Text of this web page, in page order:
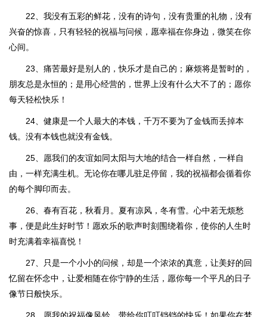
22、我没有五彩的鲜花，没有的诗句，没有贵重的礼物，没有
兴奋的惊喜，只有轻轻的祝福与问候，愿幸福在你身边，微笑在你
心间。
23、痛苦最好是别人的，快乐才是自己的；麻烦将是暂时的，
朋友总是永恒的；是用心经营的，世界上没有什么大不了的；愿你
每天轻松快乐！
24、健康是一个人最大的本钱，千万不要为了金钱而丢掉本
钱。没有本钱也就没有金钱。
25、愿我们的友谊如同太阳与大地的结合一样自然，一样自
由，一样充满生机。无论你在哪儿驻足停留，我的祝福都会循着你
的每个脚印而去。
26、春有百花，秋看月。夏有凉风，冬有雪。心中若无烦愁
事，便是此生好时节！愿欢乐的歌声时刻围绕着你，使你的人生时
时充满着幸福喜悦！
27、只是一个小小的问候，却是一个浓浓的真意，让美好的回
忆留在怀念中，让爱相随在你宁静的生活，愿你每一个平凡的日子
像节日般快乐。